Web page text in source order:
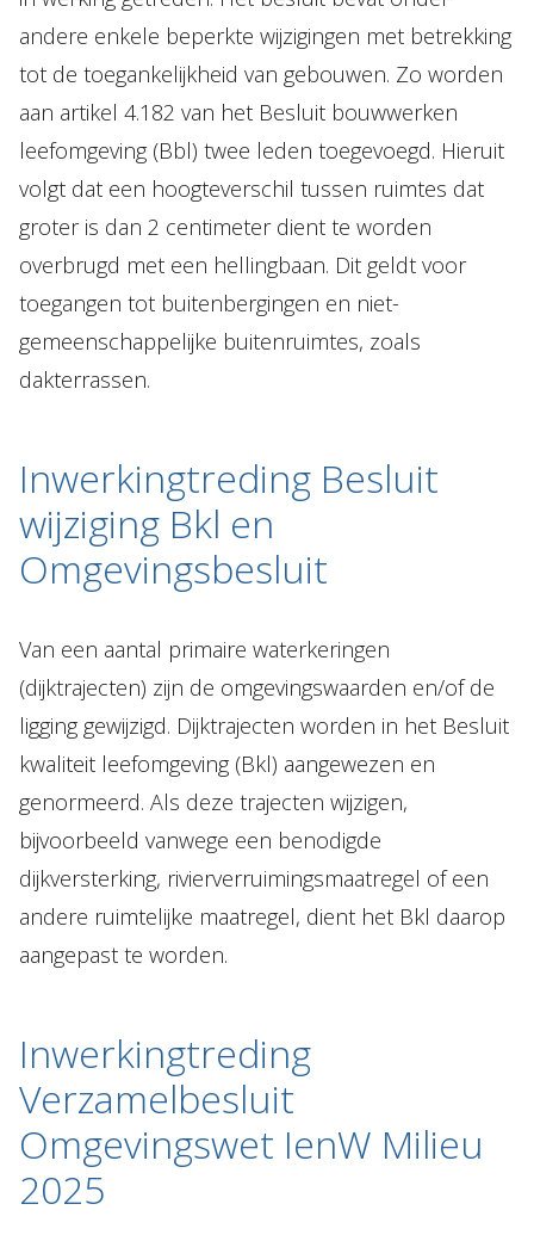
andere enkele beperkte wijzigingen met betrekking
tot de toegankelijkheid van gebouwen. Zo worden
aan artikel 4.182 van het Besluit bouwwerken
leefomgeving (Bbl) twee leden toegevoegd. Hieruit
volgt dat een hoogteverschil tussen ruimtes dat
groter is dan 2 centimeter dient te worden
overbrugd met een hellingbaan. Dit geldt voor
toegangen tot buitenbergingen en niet-
gemeenschappelijke buitenruimtes, zoals
dakterrassen.
Inwerkingtreding Besluit
wijziging Bkl en
Omgevingsbesluit
Van een aantal primaire waterkeringen
(dijktrajecten) zijn de omgevingswaarden en/of de
ligging gewijzigd. Dijktrajecten worden in het Besluit
kwaliteit leefomgeving (Bkl) aangewezen en
genormeerd. Als deze trajecten wijzigen,
bijvoorbeeld vanwege een benodigde
dijkversterking, rivierverruimingsmaatregel of een
andere ruimtelijke maatregel, dient het Bkl daarop
aangepast te worden.
Inwerkingtreding
Verzamelbesluit
Omgevingswet IenW Milieu
2025